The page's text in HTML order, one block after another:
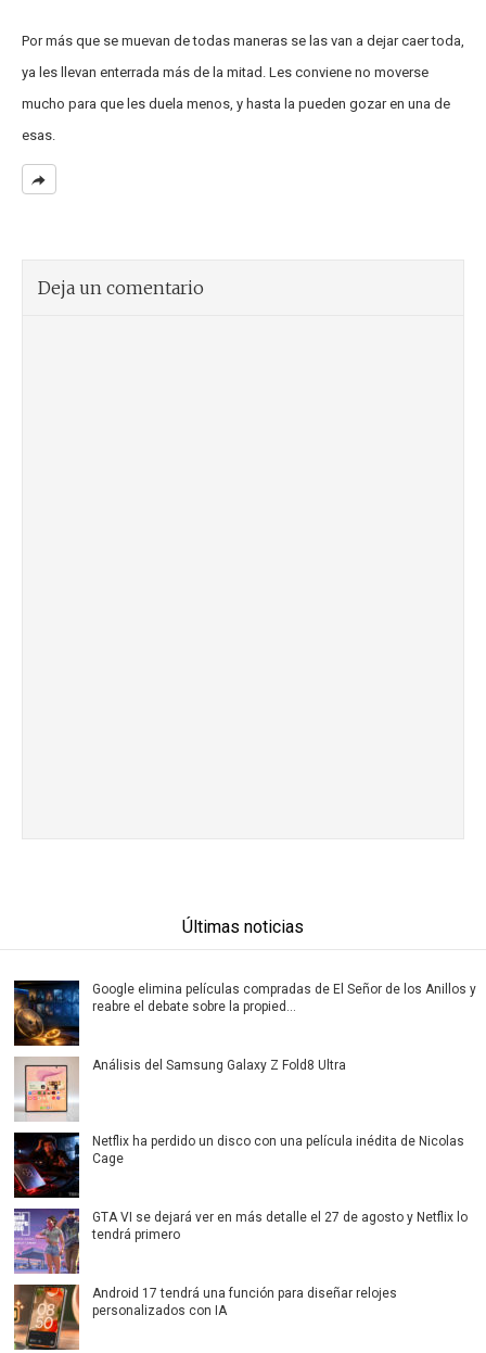
Por más que se muevan de todas maneras se las van a dejar caer toda,
ya les llevan enterrada más de la mitad. Les conviene no moverse
mucho para que les duela menos, y hasta la pueden gozar en una de
esas.
Deja un comentario
Últimas noticias
Google elimina películas compradas de El Señor de los Anillos y
reabre el debate sobre la propied...
Análisis del Samsung Galaxy Z Fold8 Ultra
Netflix ha perdido un disco con una película inédita de Nicolas
Cage
GTA VI se dejará ver en más detalle el 27 de agosto y Netflix lo
tendrá primero
Android 17 tendrá una función para diseñar relojes
personalizados con IA